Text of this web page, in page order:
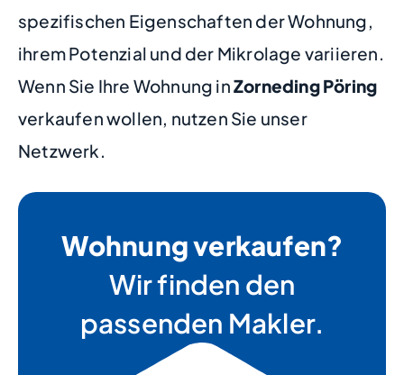
spezifischen Eigenschaften der Wohnung,
ihrem Potenzial und der Mikrolage variieren.
Wenn Sie Ihre Wohnung inZorneding Pöring
verkaufen wollen, nutzen Sie unser
Netzwerk.
Wohnung verkaufen?
Wir finden den
passenden Makler.